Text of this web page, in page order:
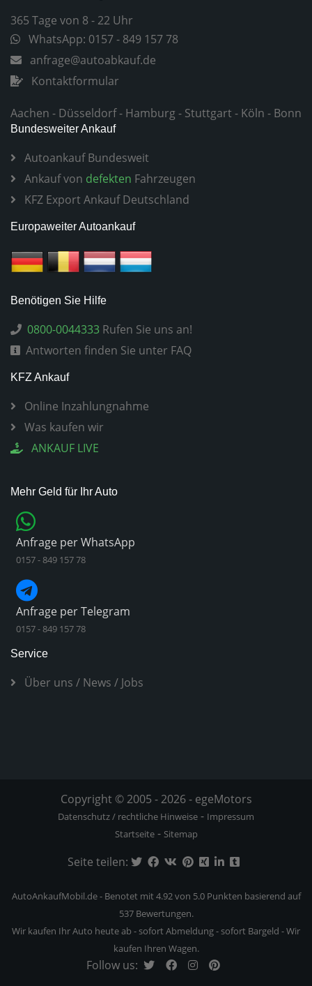
365 Tage von 8 - 22 Uhr
WhatsApp: 0157 - 849 157 78
anfrage@autoabkauf.de
Kontaktformular
Aachen - Düsseldorf- Hamburg- Stuttgart - Köln - Bonn
Bundesweiter Ankauf
Autoankauf Bundesweit
Ankauf von defekten Fahrzeugen
KFZ Export Ankauf Deutschland
Europaweiter Autoankauf
Benötigen Sie Hilfe
0800-0044333 Rufen Sie uns an!
Antworten finden Sie unter FAQ
KFZ Ankauf
Online Inzahlungnahme
Was kaufen wir
ANKAUF LIVE
Mehr Geld für Ihr Auto
Anfrage per WhatsApp
0157 - 849 157 78
Anfrage per Telegram
0157 - 849 157 78
Service
Über uns / News / Jobs
Copyright © 2005 - 2026 - egeMotors
Datenschutz / rechtliche Hinweise - Impressum
Startseite- Sitemap
Seite teilen:
AutoAnkaufMobil.de- Benotet mit4.92von 5.0 Punkten basierend auf
537Bewertungen.
Wir kaufen Ihr Auto heute ab - sofort Abmeldung - sofort Bargeld - Wir
kaufen Ihren Wagen.
Follow us: